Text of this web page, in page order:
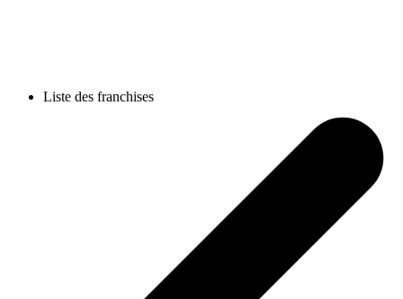
Liste des franchises